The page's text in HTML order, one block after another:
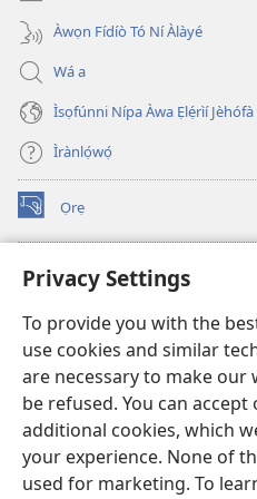
Privacy Settings
To provide you with the
use cookies and similar
are necessary to make
be refused. You can
additional cookies, which
your experience. None of
used for marketing. To
Àwọn Fídíò Tó Ní Àlàyé
Wá a
Ìsọfúnni Nípa Àwa Ẹlẹ́rìí Jèhófà
Ìrànlọ́wọ́
Ọrẹ
(opens
new
ÀKÁ ÌWÉ ORÍ ÍŃTÁNẸ́Ẹ̀TÌ TI
(opens
window)JW Hub
(opens
new
window)JW Library
Watchtower Library ®